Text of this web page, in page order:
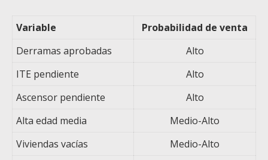
Variable
Probabilidad de venta
Derramas aprobadas
Alto
ITE pendiente
Alto
Ascensor pendiente
Alto
Alta edad media
Medio-Alto
Viviendas vacías
Medio-Alto